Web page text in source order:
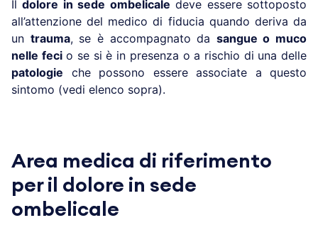
Ildolore in sede ombelicale deve essere sottoposto
all’attenzione del medico di fiducia quando deriva da
un trauma, se è accompagnato da sangue o muco
nelle fecio se si è in presenza o a rischio di una delle
patologie che possono essere associate a questo
sintomo (vedi elenco sopra).
Area medica di riferimento
per il dolore in sede
ombelicale